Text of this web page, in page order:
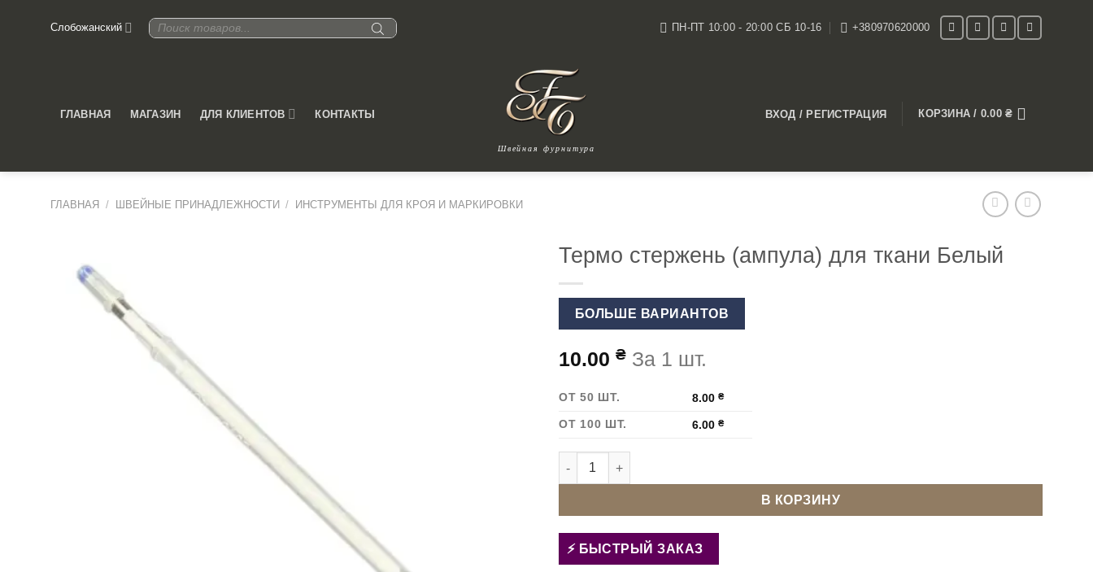
Слобожанский
Поиск
товаров
ПН-ПТ 10:00 - 20:00 СБ 10-16 +380970620000
Швейная фурнитура
ГЛАВНАЯ МАГАЗИН ДЛЯ КЛИЕНТОВ КОНТАКТЫ ВХОД / РЕГИСТРАЦИЯ КОРЗИНА / 0.00₴
ГЛАВНАЯ / ШВЕЙНЫЕ ПРИНАДЛЕЖНОСТИ / ИНСТРУМЕНТЫ ДЛЯ КРОЯ И МАРКИРОВКИ
Термо стержень (ампула) для ткани Белый
БОЛЬШЕ ВАРИАНТОВ
10.00 ₴ За 1 шт.
ОТ 50 ШТ. 8.00₴
ОТ 100 ШТ. 6.00₴
Количество товара Термо стержень (ампула) для ткани Белый
В КОРЗИНУ
БЫСТРЫЙ ЗАКАЗ